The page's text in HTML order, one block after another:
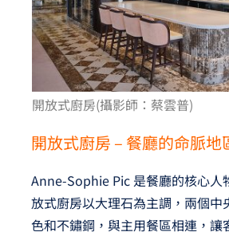
開放式廚房(攝影師：蔡雲普)
開放式廚房 – 餐廳的命脈地
Anne-Sophie Pic 是餐廳的核心人
放式廚房以大理石為主調，兩個中
色和不鏽鋼，與主用餐區相連，讓